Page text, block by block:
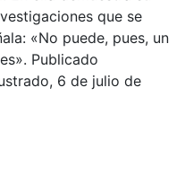
que se
«No puede, pues, un
Publicado
6 de julio de